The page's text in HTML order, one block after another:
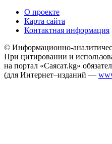
О проекте
Карта сайта
Контактная информация
© Информационно-
При цитировании и
на портал «Саясат.kg»
(для Интернет–изданий —